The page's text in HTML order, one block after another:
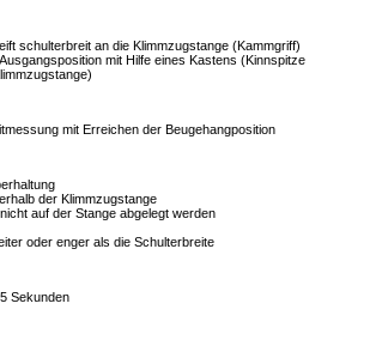
schulterbreit an die Klimmzugstange (Kammgriff)
mit Hilfe eines Kastens (Kinnspitze
mit Erreichen der Beugehangposition
der Klimmzugstange
auf der Stange abgelegt werden
oder enger als die Schulterbreite
Sekunden